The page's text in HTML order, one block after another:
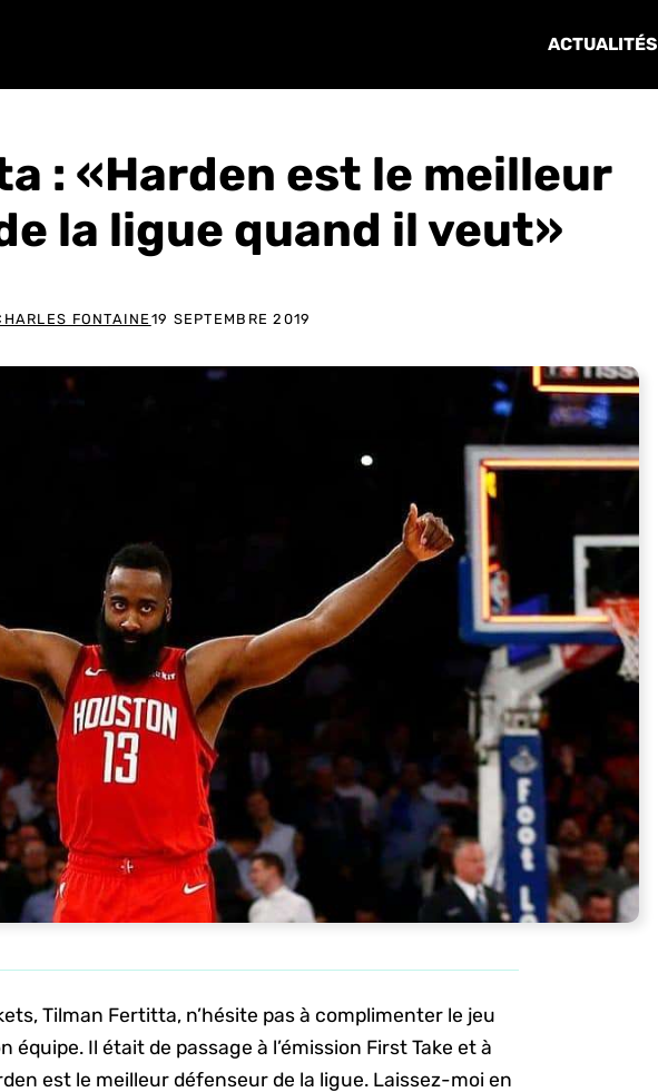
ACTUALITÉS
: «Harden est le meilleur
la ligue quand il veut»
FONTAINE 19 SEPTEMBRE 2019
Tilman Fertitta, n’hésite pas à complimenter le jeu
équipe. Il était de passage à l’émission First Take et à
est le meilleur défenseur de la ligue. Laissez-moi en